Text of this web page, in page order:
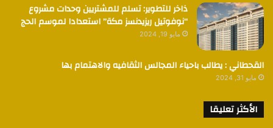
ذاخر للتطوير: تسلم للمشتريين وحدات مشروع
“نوفوتيل ريزيدنسز مكة” استعدادا لموسم الحج
مايو 19, 2024
القحطاني : يطالب باحياء المجالس الثقافيه والاهتمام بها
مايو 31, 2024
الأكثر تعليقا